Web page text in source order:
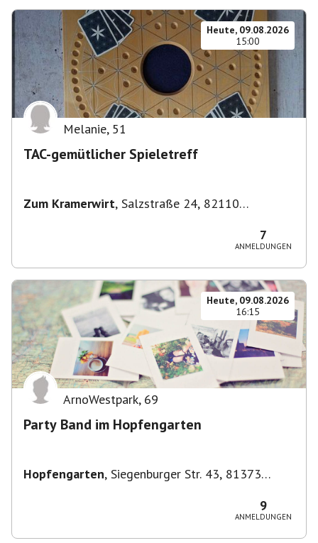
Heute, 09.08.2026
15:00
Melanie, 51
TAC-gemütlicher Spieletreff
Zum Kramerwirt, Salzstraße 24, 82110
7
ANMELDUNGEN
Heute, 09.08.2026
16:15
ArnoWestpark, 69
Party Band im Hopfengarten
Hopfengarten, Siegenburger Str. 43, 81373
9
ANMELDUNGEN